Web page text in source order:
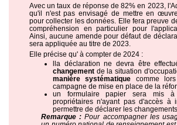
Avec un taux de réponse de 82% en 2023,
qu'il n'est pas envisagé de mettre en
pour collecter les données. Elle fera preuve
compréhension en particulier pour
Ainsi, aucune amende pour défaut de
sera appliquée au titre de 2023.
Elle précise qu' à compter de 2024 :
lla déclaration ne devra être
changement de la situation
manière systématique comme
campagne de mise en place de la
un formulaire papier sera mis à
propriétaires n'ayant pas d'accès à
permettre de déclarer les
Remarque :Pour accompagner les